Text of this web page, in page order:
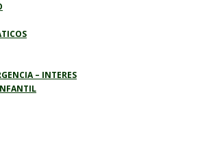
– INTERES